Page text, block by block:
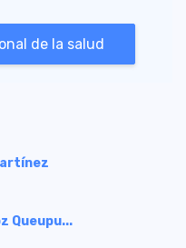
de la salud
Queupu...